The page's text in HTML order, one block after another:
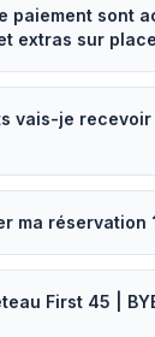
paiement sont
extras sur
vais-je recevoir
ma réservation
First 45 |